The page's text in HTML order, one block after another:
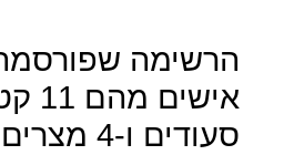
סעודים ו-4 מצרים וירדנים.